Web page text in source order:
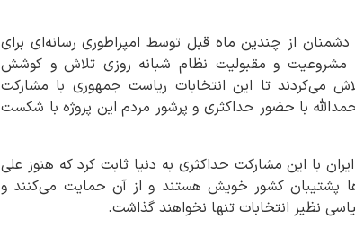
دشمنان از چندین ماه قبل توسط امپراطوری رسانه‌ای برای
مشروعیت و مقبولیت نظام شبانه روزی تلاش و کوشش
می‌کردند تا این انتخابات ریاست جمهوری با مشارکت
با حضور حداکثری و پرشور مردم این پروژه با شکست
با این مشارکت حداکثری به دنیا ثابت کرد که هنوز علی
پشتیبان کشور خویش هستند و از آن حمایت می‌کنند و
نظیر انتخابات تنها نخواهند گذاشت.